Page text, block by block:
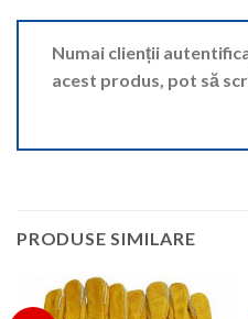
Numai clienții
acest produs, pot să
PRODUSE SIMILARE